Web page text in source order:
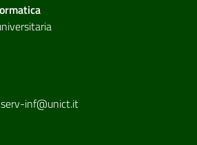
inf@unict.it